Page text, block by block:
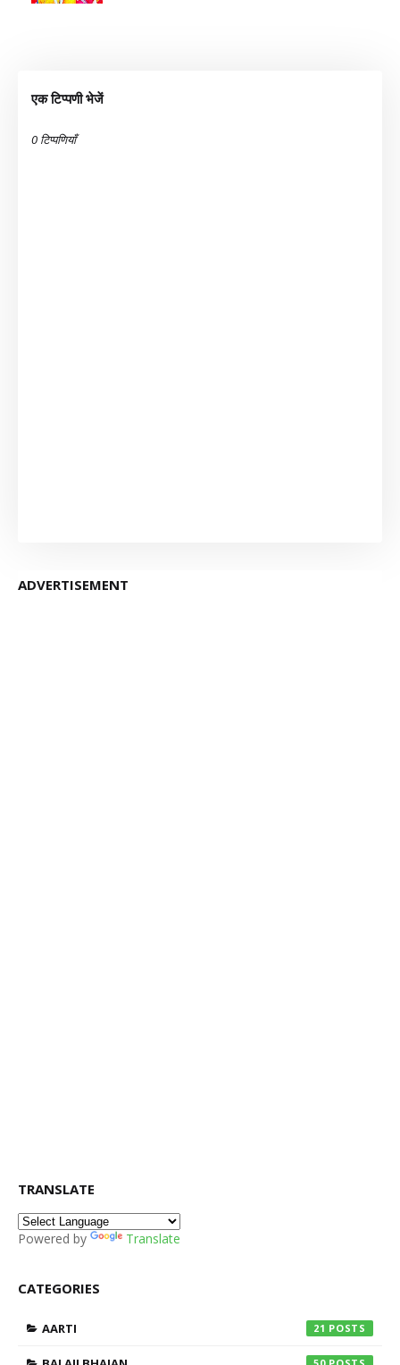
एक टिप्पणी भेजें
0 टिप्पणियाँ
ADVERTISEMENT
TRANSLATE
Powered by Translate
CATEGORIES
AARTI 21